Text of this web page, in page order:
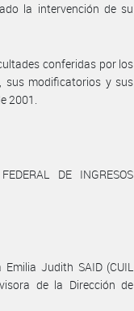
la intervención de su
conferidas por los
sus modificatorios y sus
2001.
DE INGRESOS
Judith SAID (CUIL
de la Dirección de